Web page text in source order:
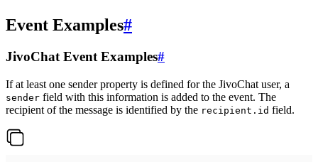
Event Examples#
JivoChat Event Examples#
If at least one sender property is defined for the JivoChat user, a
sender field with this information is added to the event. The
recipient of the message is identified by the recipient.id field.